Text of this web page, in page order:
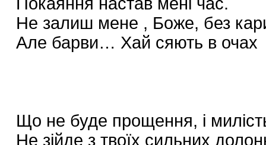
Не залиш мене , Боже, без
Але барви… Хай сяють в очах
Що не буде прощення, і
Не зійде з твоїх сильних